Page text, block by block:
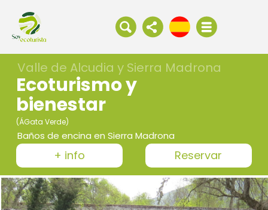
Valle de Alcudia y Sierra Madrona
Ecoturismo y
bienestar
(ÁGata Verde)
Baños de encina en Sierra Madrona
+ info Reservar